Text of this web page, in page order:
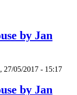
by Jan
27/05/2017 - 15:17
by Jan